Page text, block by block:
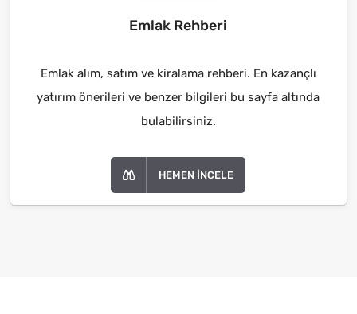
Emlak Rehberi
Emlak alım, satım ve kiralama rehberi. En kazançlı
yatırım önerileri ve benzer bilgileri bu sayfa altında
bulabilirsiniz.
HEMEN İNCELE